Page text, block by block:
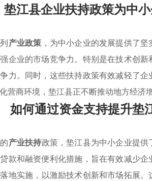
垫江县企业扶持政策为中
产业政策 ，为中小企业的发展提供了
企业的市场竞争力。特别是在技术创
力。同时，这些扶持政策有效减轻了
营商环境，垫江县正不断推动地方经
如何通过资金支持提升垫
产业扶持政策，垫江县为中小企业提
款和融资便利化措施，旨在有效减少
地实施，以激励技术创新和市场拓展